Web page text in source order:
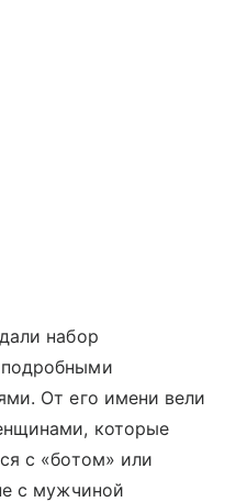
набор
От его имени вели
которые
с «ботом» или
с мужчиной